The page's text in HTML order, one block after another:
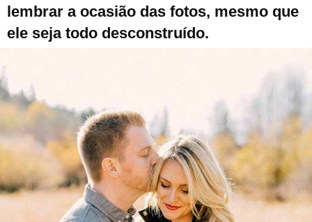
lembrar a ocasião das fotos, mesmo que
ele seja todo desconstruído.